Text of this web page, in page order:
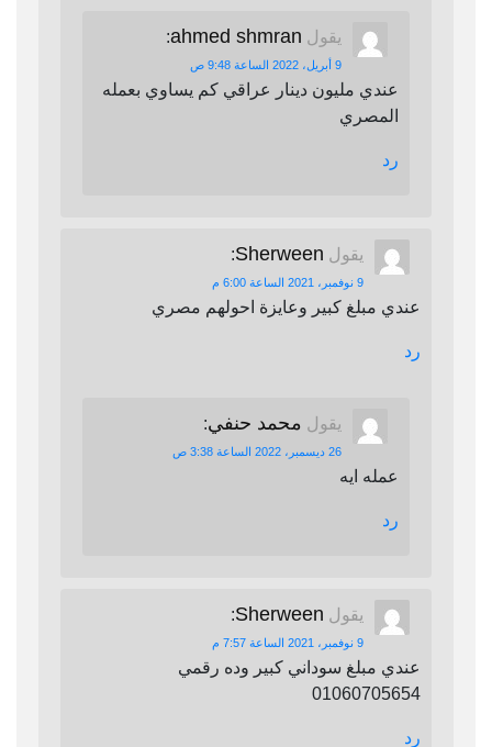
يقول ahmed shmran
:
9 أبريل، 2022 الساعة 9:48 ص
عندي مليون دينار عراقي كم يساوي بعمله
المصري
رد
يقول Sherween
:
9 نوفمبر، 2021 الساعة 6:00 م
عندي مبلغ كبير وعايزة احولهم مصري
رد
يقول محمد حنفي:
26 ديسمبر، 2022 الساعة 3:38 ص
عمله ايه
رد
يقول Sherween
:
9 نوفمبر، 2021 الساعة 7:57 م
عندي مبلغ سوداني كبير وده رقمي
01060705654
رد